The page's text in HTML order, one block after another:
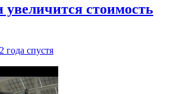
увеличится стоимость
2 года спустя